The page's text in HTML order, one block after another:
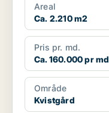
Areal
Ca. 2.210 m2
Pris pr. md.
Ca. 160.000 pr md
Område
Kvistgård